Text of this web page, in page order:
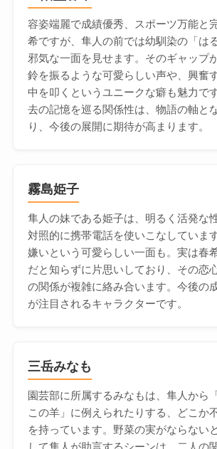
容姿端麗で成績優秀、スポーツ万能と
希ですが、隼人の前では幼馴染の「は
邪気な一面を見せます。そのギャップ
鈴を振るような可愛らしい声や、興奮
中を叩くというユニークな癖も魅力で
去の記憶を巡る関係性は、物語の軸と
り、今後の展開に期待が高まります。
霧島姫子
隼人の妹である姫子は、明るく活発な
対照的に携帯電話を使いこなしていま
嫌いという可愛らしい一面も。実は春
だと知らずに片思いしており、その恋
の関係が複雑に絡み合います。今後の
が注目されるキャラクターです。
三岳みなも
園芸部に所属するみなもは、隼人から
この羊」に例えられたりする、どこか
を持っています。野菜の実がならない
して隼人が助言するシーンは、二人の